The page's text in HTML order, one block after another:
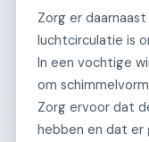
Zorg er
luchtcirculatie is
In een vochtige
om
Zorg ervoor dat
hebben en dat